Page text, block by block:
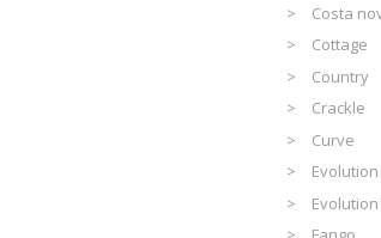
Costa
Cottage
Country
Crackle
Curve
Evolution